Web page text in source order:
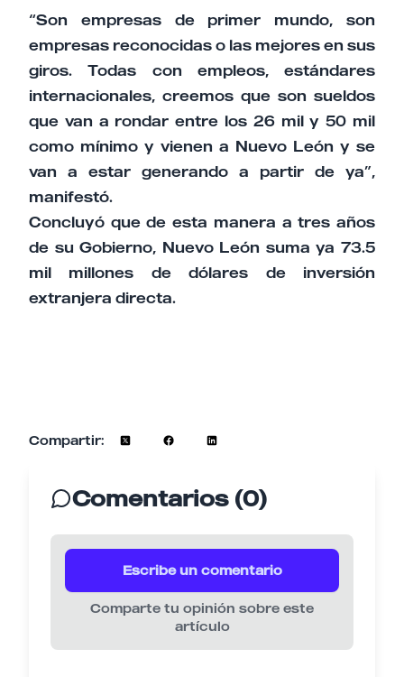
“Son empresas de primer mundo, son
empresas reconocidas o las mejores en sus
giros. Todas con empleos, estándares
internacionales, creemos que son sueldos
que van a rondar entre los 26 mil y 50 mil
como mínimo y vienen a Nuevo León y se
van a estar generando a partir de ya”,
manifestó.
Concluyó que de esta manera a tres años
de su Gobierno, Nuevo León suma ya 73.5
mil millones de dólares de inversión
extranjera directa.
Compartir:
Comentarios (0)
Escribe un comentario
Comparte tu opinión sobre este
artículo